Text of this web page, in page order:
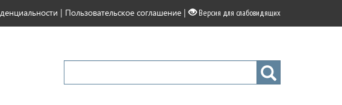
| Пользовательское соглашение | Версия для слабовидящих